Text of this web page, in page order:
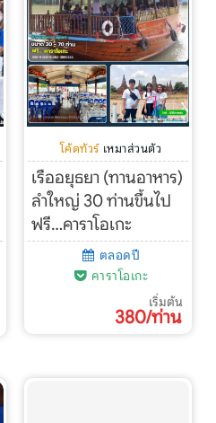
โค้ดทัวร์ เหมาส่วนตัว
เรืออยุธยา (ทานอาหาร)
ลำใหญ่ 30 ท่านขึ้นไป
ฟรี…คาราโอเกะ
ตลอดปี
คาราโอเกะ
เริ่มต้น
380/ท่าน